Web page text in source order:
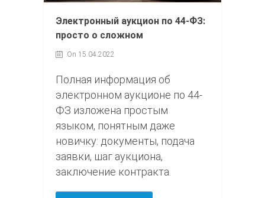
Электронный аукцион по 44-ФЗ:
просто о сложном
On 15.04.2022
Полная информация об
электронном аукционе по 44-
ФЗ изложена простым
языком, понятным даже
новичку: документы, подача
заявки, шаг аукциона,
заключение контракта.